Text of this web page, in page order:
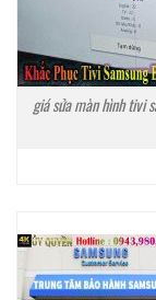
giá sửa màn hình tivi